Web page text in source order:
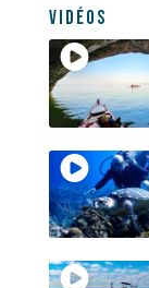
Vidéos